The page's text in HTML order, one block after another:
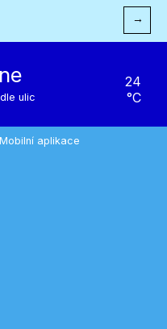
→
ulic
24
°C
Mobilní aplikace